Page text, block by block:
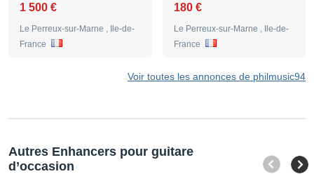
1 500 €
Le Perreux-sur-Marne , Ile-de-
France
180 €
Le Perreux-sur-Marne , Ile-de-
France
Voir toutes les annonces de philmusic94
Autres Enhancers pour guitare
d’occasion